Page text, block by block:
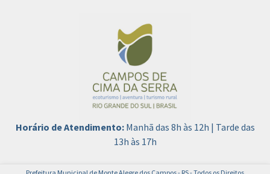
Horário de Atendimento: Manhã das 8h às 12h | Tarde das
13h às 17h